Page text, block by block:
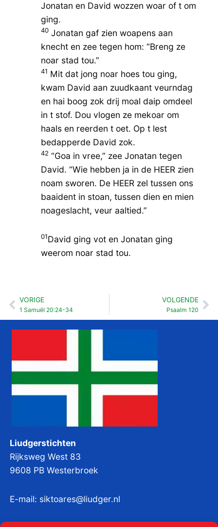
Jonatan en David wozzen woar of t om
ging.
40Jonatan gaf zien woapens aan
knecht en zee tegen hom: “Breng ze
noar stad tou.”
41 Mit dat jong noar hoes tou ging,
kwam David aan zuudkaant veurndag
en hai boog zok drij moal daip omdeel
in t stof. Dou vlogen ze mekoar om
haals en reerden t oet. Op t lest
bedapperde David zok.
42 “Goa in vree,” zee Jonatan tegen
David. “Wie hebben ja in de HEER zien
noam sworen. De HEER zel tussen ons
baaident in stoan, tussen dien en mien
noageslacht, veur aaltied.”
01David ging vot en Jonatan ging
weerom noar stad tou.
Vorige
VORIGE
1 Samuël 20:24-34
VOLGENDE
Psaalm 120
Liudgerstichten
Rijksweg West 83
9608 PB Westerbroek
E-mail: siktoares@liudger.nl